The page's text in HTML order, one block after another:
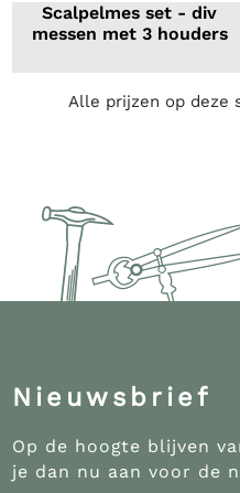
Scalpelmes set - div
messen met 3 houders
Alle prijzen op deze
Nieuwsbrief
Op de hoogte blijven
je dan nu aan voor de